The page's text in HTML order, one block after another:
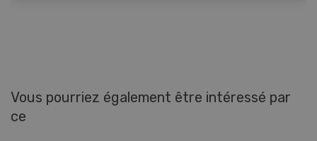
Vous pourriez également être intéressé par
ce